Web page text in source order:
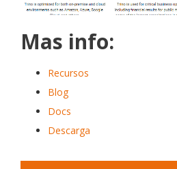
Mas info:
Recursos
Blog
Docs
Descarga